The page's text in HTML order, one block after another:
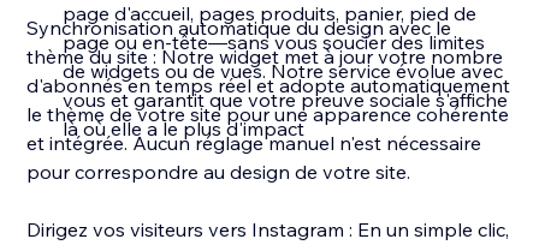
page d'accueil, pages produits, panier, pied de
page ou en-tête—sans vous soucier des limites
de widgets ou de vues. Notre service évolue avec
vous et garantit que votre preuve sociale s'affiche
là où elle a le plus d'impact
Synchronisation automatique du design avec le
thème du site : Notre widget met à jour votre nombre
d'abonnés en temps réel et adopte automatiquement
le thème de votre site pour une apparence cohérente
et intégrée. Aucun réglage manuel n'est nécessaire
pour correspondre au design de votre site.
Dirigez vos visiteurs vers Instagram : En un simple clic,